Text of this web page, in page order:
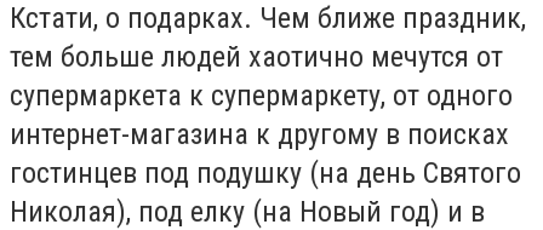
Кстати, о подарках. Чем ближе праздник,
тем больше людей хаотично мечутся от
супермаркета к супермаркету, от одного
интернет-магазина к другому в поисках
гостинцев под подушку (на день Святого
Николая), под елку (на Новый год) и в